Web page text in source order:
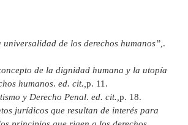
universalidad de los derechos humanos”, .
de la dignidad humana y la utopía
humanos. ed. cit., p. 11.
y Derecho Penal. ed. cit., p. 18.
jurídicos que resultan de interés para